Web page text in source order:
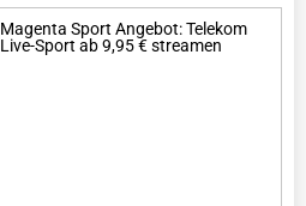
Magenta Sport Angebot: Telekom
Live-Sport ab 9,95 € streamen